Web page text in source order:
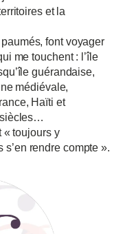
et la
font voyager
me touchent : l’île
guérandaise,
médiévale,
Haïti et
siècles…
« toujours y
rendre compte ».